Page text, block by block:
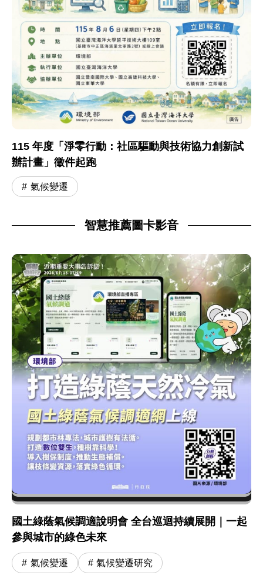
115 年度「淨零行動：社區驅動與技術協力創新試
辦計畫」徵件起跑
氣候變遷
智慧推薦圖卡影音
國土綠蔭氣候調適說明會 全台巡迴持續展開｜一起
參與城市的綠色未來
氣候變遷 氣候變遷研究